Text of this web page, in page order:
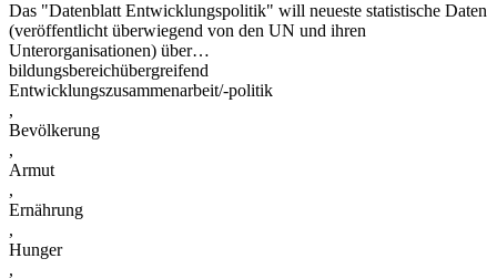
Das "Datenblatt Entwicklungspolitik" will neueste statistische Daten
(veröffentlicht überwiegend von den UN und ihren
Unterorganisationen) über…
bildungsbereichübergreifend
Entwicklungszusammenarbeit/-politik
,
Bevölkerung
,
Armut
,
Ernährung
,
Hunger
,